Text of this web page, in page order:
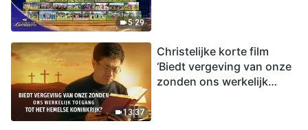
5:29
13:37
Christelijke korte film
‘Biedt vergeving van onze
zonden ons werkelijk